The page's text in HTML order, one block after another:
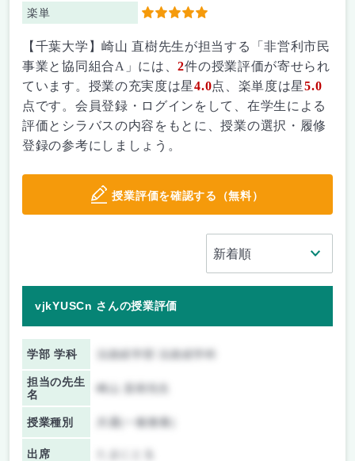
楽単 5
【千葉大学】崎山 直樹先生が担当する「非営利市民
事業と協同組合A」には、2件の授業評価が寄せられ
ています。授業の充実度は星4.0点、楽単度は星5.0
点です。会員登録・ログインをして、在学生による
評価とシラバスの内容をもとに、授業の選択・履修
登録の参考にしましょう。
授業評価を確認する（無料）
vjkYUSCn さんの授業評価
学部 学科 法政経学部 法政経学科
担当の先生
名
崎山 直樹先生
授業種別 共通(一般教養)
出席